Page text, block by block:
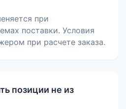
при
поставки. Условия
при расчете заказа.
позиции не из